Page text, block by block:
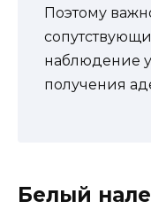
Поэтому
наблюдение
получения
Белый